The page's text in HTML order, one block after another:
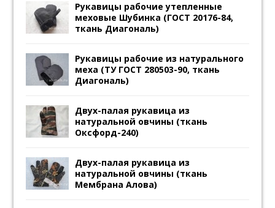
Рукавицы рабочие утепленные
меховые Шубинка (ГОСТ 20176-84,
ткань Диагональ)
Рукавицы рабочие из натурального
меха (ТУ ГОСТ 280503-90, ткань
Диагональ)
Двух-палая рукавица из
натуральной овчины (ткань
Оксфорд-240)
Двух-палая рукавица из
натуральной овчины (ткань
Мембрана Алова)